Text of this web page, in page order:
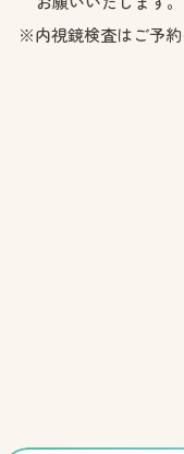
※内視鏡検査はご予約